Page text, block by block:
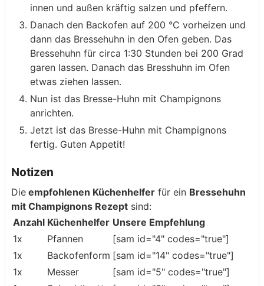
innen und außen kräftig salzen und pfeffern.
Danach den Backofen auf 200 °C vorheizen und
dann das Bressehuhn in den Ofen geben. Das
Bressehuhn für circa 1:30 Stunden bei 200 Grad
garen lassen. Danach das Bresshuhn im Ofen
etwas ziehen lassen.
Nun ist das Bresse-Huhn mit Champignons
anrichten.
Jetzt ist das Bresse-Huhn mit Champignons
fertig. Guten Appetit!
Notizen
Die empfohlenen Küchenhelfer für ein Bressehuhn
mit Champignons Rezept sind:
Anzahl Küchenhelfer Unsere Empfehlung
1x
Pfannen
[sam id="4" codes="true"]
1x
Backofenform [sam id="14" codes="true"]
1x
Messer
[sam id="5" codes="true"]